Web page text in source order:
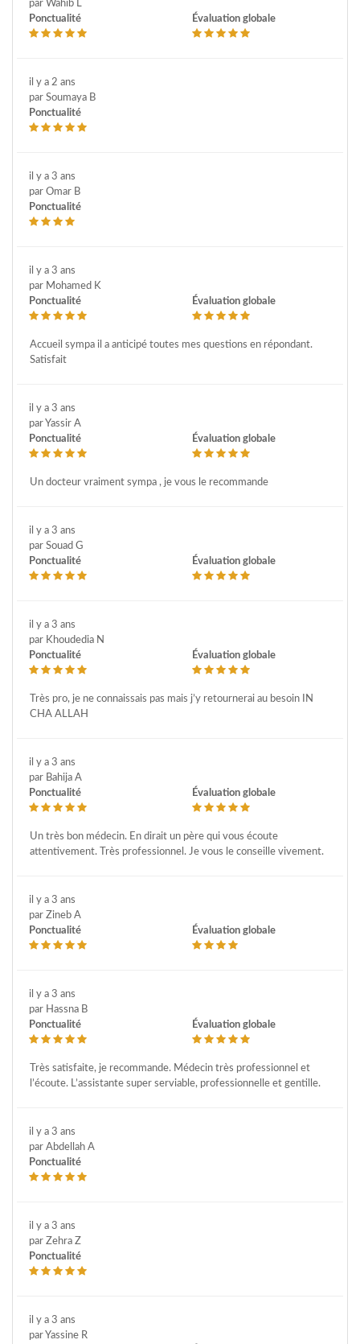
par Wahib L
Ponctualité
Évaluation globale
il y a 2 ans
par Soumaya B
Ponctualité
il y a 3 ans
par Omar B
Ponctualité
il y a 3 ans
par Mohamed K
Ponctualité
Évaluation globale
Accueil sympa il a anticipé toutes mes questions en répondant.
Satisfait
il y a 3 ans
par Yassir A
Ponctualité
Évaluation globale
Un docteur vraiment sympa , je vous le recommande
il y a 3 ans
par Souad G
Ponctualité
Évaluation globale
il y a 3 ans
par Khoudedia N
Ponctualité
Évaluation globale
Très pro, je ne connaissais pas mais j’y retournerai au besoin IN
CHA ALLAH
il y a 3 ans
par Bahija A
Ponctualité
Évaluation globale
Un très bon médecin. En dirait un père qui vous écoute
attentivement. Très professionnel. Je vous le conseille vivement.
il y a 3 ans
par Zineb A
Ponctualité
Évaluation globale
il y a 3 ans
par Hassna B
Ponctualité
Évaluation globale
Très satisfaite, je recommande. Médecin très professionnel et
l’écoute. L’assistante super serviable, professionnelle et gentille.
il y a 3 ans
par Abdellah A
Ponctualité
il y a 3 ans
par Zehra Z
Ponctualité
il y a 3 ans
par Yassine R